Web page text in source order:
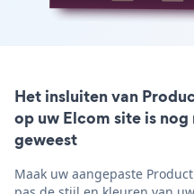
Het insluiten van
op uw Elcom site is
geweest
Maak uw aangepaste